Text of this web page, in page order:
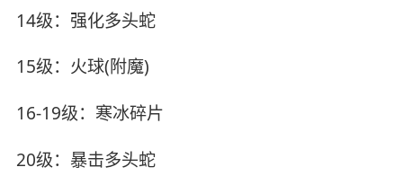
14级：强化多头蛇
15级：火球(附魔)
16-19级：寒冰碎片
20级：暴击多头蛇